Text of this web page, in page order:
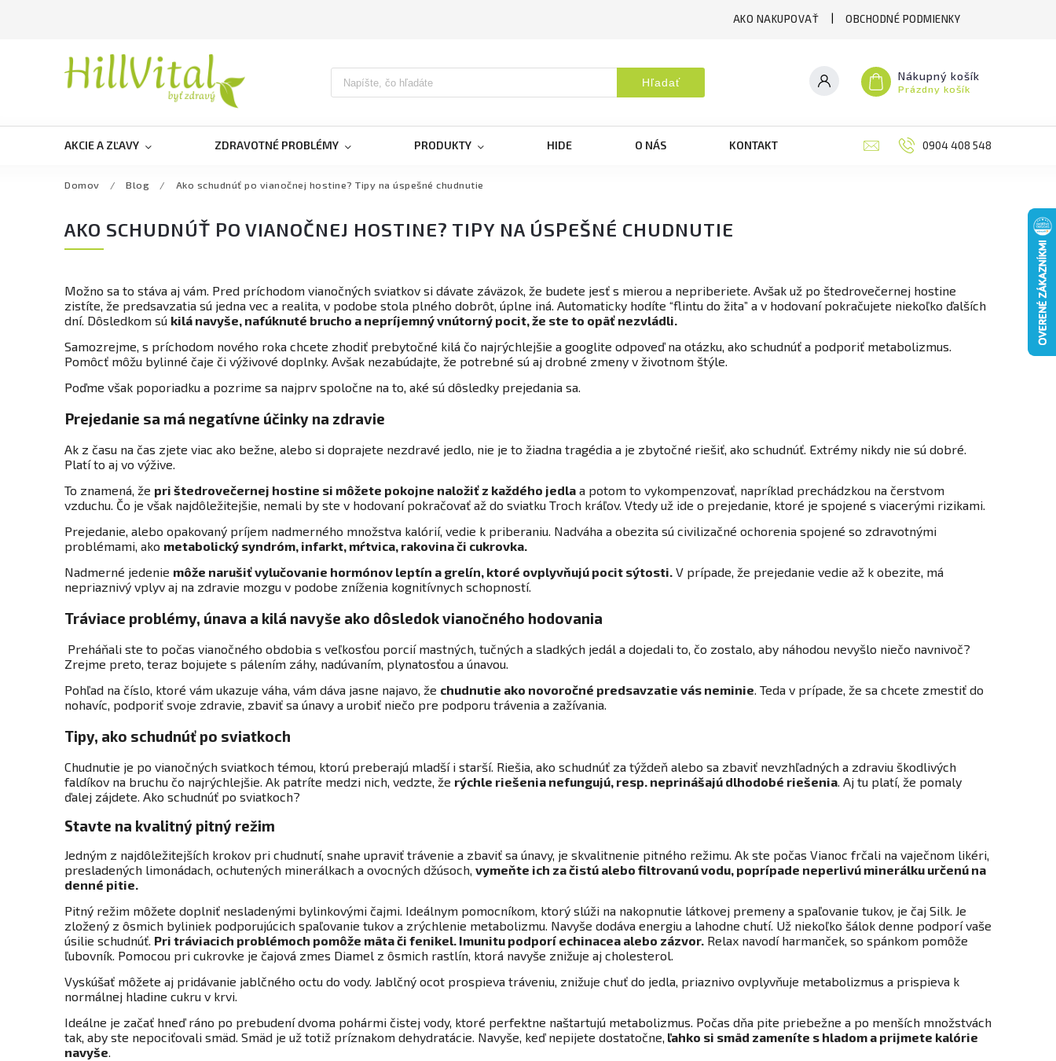
AKO NAKUPOVAŤ OBCHODNÉ PODMIENKY
Hľadať Nákupný košík
Prázdny košík
AKCIE A ZĽAVY ZDRAVOTNÉ PROBLÉMY PRODUKTY HIDE O NÁS KONTAKT RECENZIE BLOG
0904 408 548
Domov / Blog / Ako schudnúť po vianočnej hostine? Tipy na úspešné chudnutie
AKO SCHUDNÚŤ PO VIANOČNEJ HOSTINE? TIPY NA ÚSPEŠNÉ CHUDNUTIE
Možno sa to stáva aj vám. Pred príchodom vianočných sviatkov si dávate záväzok, že budete jesť s mierou a nepriberiete. Avšak už po štedrovečernej hostine
zistíte, že predsavzatia sú jedna vec a realita, v podobe stola plného dobrôt, úplne iná. Automaticky hodíte “flintu do žita” a v hodovaní pokračujete niekoľko ďalších
dní. Dôsledkom sú kilá navyše, nafúknuté brucho a nepríjemný vnútorný pocit, že ste to opäť nezvládli.
Samozrejme, s príchodom nového roka chcete zhodiť prebytočné kilá čo najrýchlejšie a googlite odpoveď na otázku, ako schudnúť a podporiť metabolizmus.
Pomôcť môžu bylinné čaje či výživové doplnky. Avšak nezabúdajte, že potrebné sú aj drobné zmeny v životnom štýle.
Poďme však poporiadku a pozrime sa najprv spoločne na to, aké sú dôsledky prejedania sa.
Prejedanie sa má negatívne účinky na zdravie
Ak z času na čas zjete viac ako bežne, alebo si doprajete nezdravé jedlo, nie je to žiadna tragédia a je zbytočné riešiť, ako schudnúť. Extrémy nikdy nie sú dobré.
Platí to aj vo výžive.
To znamená, že pri štedrovečernej hostine si môžete pokojne naložiť z každého jedla a potom to vykompenzovať, napríklad prechádzkou na čerstvom
vzduchu. Čo je však najdôležitejšie, nemali by ste v hodovaní pokračovať až do sviatku Troch kráľov. Vtedy už ide o prejedanie, ktoré je spojené s viacerými rizikami.
Prejedanie, alebo opakovaný príjem nadmerného množstva kalórií, vedie k priberaniu. Nadváha a obezita sú civilizačné ochorenia spojené so zdravotnými
problémami, ako metabolický syndróm, infarkt, mŕtvica, rakovina či cukrovka.
Nadmerné jedenie môže narušiť vylučovanie hormónov leptín a grelín, ktoré ovplyvňujú pocit sýtosti. V prípade, že prejedanie vedie až k obezite, má
nepriaznivý vplyv aj na zdravie mozgu v podobe zníženia kognitívnych schopností.
Tráviace problémy, únava a kilá navyše ako dôsledok vianočného hodovania
Preháňali ste to počas vianočného obdobia s veľkosťou porcií mastných, tučných a sladkých jedál a dojedali to, čo zostalo, aby náhodou nevyšlo niečo navnivoč?
Zrejme preto, teraz bojujete s pálením záhy, nadúvaním, plynatosťou a únavou.
Pohľad na číslo, ktoré vám ukazuje váha, vám dáva jasne najavo, že chudnutie ako novoročné predsavzatie vás neminie . Teda v prípade, že sa chcete zmestiť do
nohavíc, podporiť svoje zdravie, zbaviť sa únavy a urobiť niečo pre podporu trávenia a zažívania.
Tipy, ako schudnúť po sviatkoch
Chudnutie je po vianočných sviatkoch témou, ktorú preberajú mladší i starší. Riešia, ako schudnúť za týždeň alebo sa zbaviť nevzhľadných a zdraviu škodlivých
faldíkov na bruchu čo najrýchlejšie. Ak patríte medzi nich, vedzte, že rýchle riešenia nefungujú, resp. neprinášajú dlhodobé riešenia . Aj tu platí, že pomaly
ďalej zájdete. Ako schudnúť po sviatkoch?
Stavte na kvalitný pitný režim
Jedným z najdôležitejších krokov pri chudnutí, snahe upraviť trávenie a zbaviť sa únavy, je skvalitnenie pitného režimu. Ak ste počas Vianoc frčali na vaječnom likéri,
presladených limonádach, ochutených minerálkach a ovocných džúsoch, vymeňte ich za čistú alebo filtrovanú vodu, poprípade neperlivú minerálku určenú na
denné pitie.
Pitný režim môžete doplniť nesladenými bylinkovými čajmi. Ideálnym pomocníkom, ktorý slúži na nakopnutie látkovej premeny a spaľovanie tukov, je čaj Silk. Je
zložený z ôsmich byliniek podporujúcich spaľovanie tukov a zrýchlenie metabolizmu. Navyše dodáva energiu a lahodne chutí. Už niekoľko šálok denne podporí vaše
úsilie schudnúť. Pri tráviacich problémoch pomôže mäta či fenikel. Imunitu podporí echinacea alebo zázvor. Relax navodí harmanček, so spánkom pomôže
ľubovník. Pomocou pri cukrovke je čajová zmes Diamel z ôsmich rastlín, ktorá navyše znižuje aj cholesterol.
Vyskúšať môžete aj pridávanie jablčného octu do vody. Jablčný ocot prospieva tráveniu, znižuje chuť do jedla, priaznivo ovplyvňuje metabolizmus a prispieva k
normálnej hladine cukru v krvi.
Ideálne je začať hneď ráno po prebudení dvoma pohármi čistej vody, ktoré perfektne naštartujú metabolizmus. Počas dňa pite priebežne a po menších množstvách
tak, aby ste nepociťovali smäd. Smäd je už totiž príznakom dehydratácie. Navyše, keď nepijete dostatočne, ľahko si smäd zameníte s hladom a prijmete kalórie
navyše.